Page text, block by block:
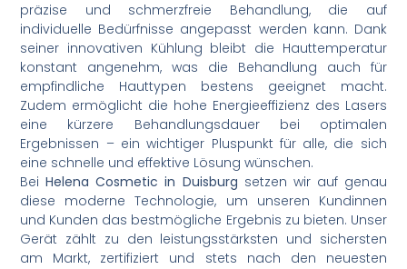
präzise und schmerzfreie Behandlung, die auf
individuelle Bedürfnisse angepasst werden kann. Dank
seiner innovativen Kühlung bleibt die Hauttemperatur
konstant angenehm, was die Behandlung auch für
empfindliche Hauttypen bestens geeignet macht.
Zudem ermöglicht die hohe Energieeffizienz des Lasers
eine kürzere Behandlungsdauer bei optimalen
Ergebnissen – ein wichtiger Pluspunkt für alle, die sich
eine schnelle und effektive Lösung wünschen.
BeiHelena Cosmetic in Duisburg setzen wir auf genau
diese moderne Technologie, um unseren Kundinnen
und Kunden das bestmögliche Ergebnis zu bieten. Unser
Gerät zählt zu den leistungsstärksten und sichersten
am Markt, zertifiziert und stets nach den neuesten